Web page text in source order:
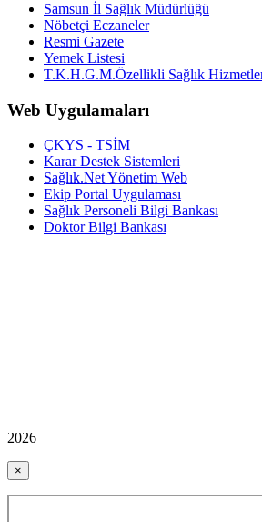
Samsun İl Sağlık Müdürlüğü
Nöbetçi Eczaneler
Resmi Gazete
Yemek Listesi
T.K.H.G.M.Özellikli Sağlık
Web Uygulamaları
ÇKYS - TSİM
Karar Destek Sistemleri
Sağlık.Net Yönetim Web
Ekip Portal Uygulaması
Sağlık Personeli Bilgi Bankası
Doktor Bilgi Bankası
2026
×